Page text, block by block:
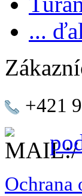
...
+421
Ochrana